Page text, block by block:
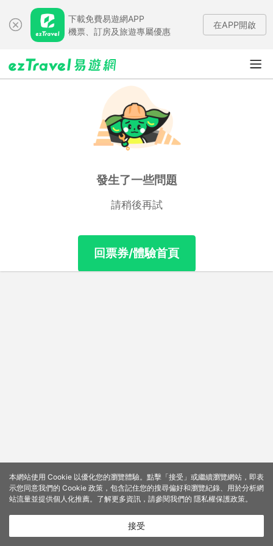
下載免費易遊網APP
機票、訂房及旅遊專屬優惠
在APP開啟
發生了一些問題
請稍後再試
回票券/體驗首頁
本網站使用 Cookie 以優化您的瀏覽體驗。點擊「接受」或繼續瀏覽網站，即表
示您同意我們的 Cookie 政策，包含記住您的搜尋偏好和瀏覽紀錄、用於分析網
站流量並提供個人化推薦。了解更多資訊，請參閱我們的 隱私權保護政策。
接受